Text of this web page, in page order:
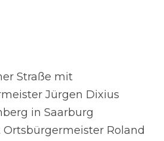
Straße mit
Jürgen Dixius
in Saarburg
Ortsbürgermeister Roland